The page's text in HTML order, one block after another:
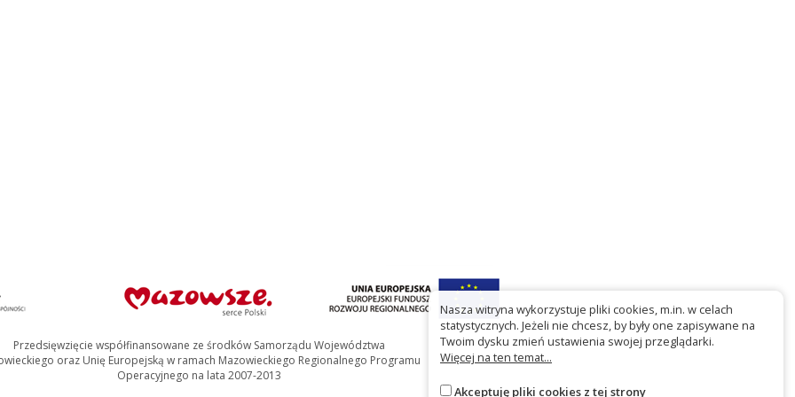
Przedsięwzięcie współfinansowane ze środków Samorządu Województwa
oraz Unię Europejską w ramach Mazowieckiego Regionalnego Programu
Operacyjnego na lata 2007-2013
Nasza witryna wykorzystuje pliki cookies, m.in. w celach
statystycznych. Jeżeli nie chcesz, by były one zapisywane na
Twoim dysku zmień ustawienia swojej przeglądarki.
Więcej na ten temat...
Akceptuję pliki cookies z tej strony